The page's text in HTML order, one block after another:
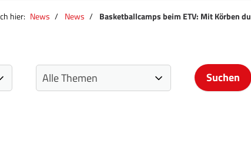
hier: News News Basketballcamps beim ETV: Mit Körben